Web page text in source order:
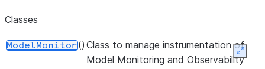
Classes
ModelMonitor() Class to manage instrumentation of
Model Monitoring and Observability